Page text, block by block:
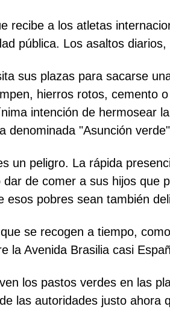
recibe a los atletas
pública. Los asaltos
sus plazas para sacarse
hierros rotos, cemento
intención de hermosear
denominada "Asunción
un peligro. La rápida
de comer a sus hijos que
pobres sean también
se recogen a tiempo,
la Avenida Brasilia casi
los pastos verdes en las
las autoridades justo ahora